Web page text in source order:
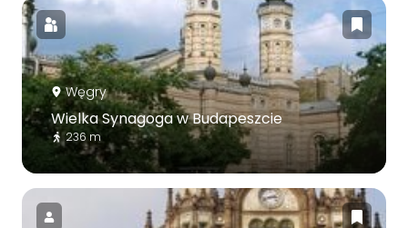
Węgry
Wielka Synagoga w Budapeszcie
236 m